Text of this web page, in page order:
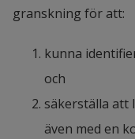
granskning för att:
kunna
och
säkerställa att
även med en